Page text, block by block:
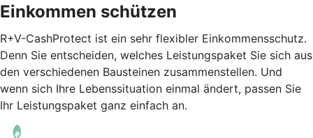
Einkommen schützen
R+V-CashProtect ist ein sehr flexibler Einkommensschutz.
Denn Sie entscheiden, welches Leistungspaket Sie sich aus
den verschiedenen Bausteinen zusammenstellen. Und
wenn sich Ihre Lebenssituation einmal ändert, passen Sie
Ihr Leistungspaket ganz einfach an.